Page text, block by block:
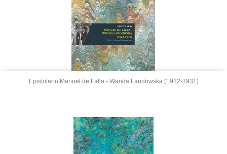
Epistolario Manuel de Falla - Wanda Landowska (1922-1931)